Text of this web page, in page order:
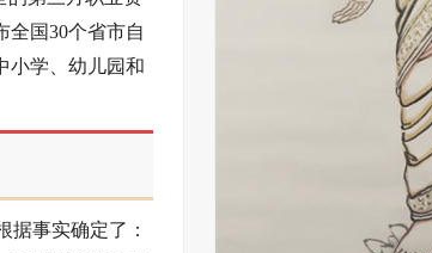
全国30个省市自
小学、幼儿园和
据事实确定了：